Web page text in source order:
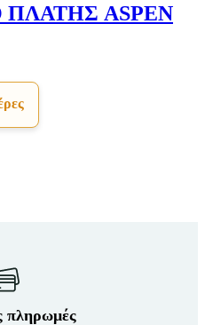
ΠΛΑΤΗΣ ASPEN
πληρωμές